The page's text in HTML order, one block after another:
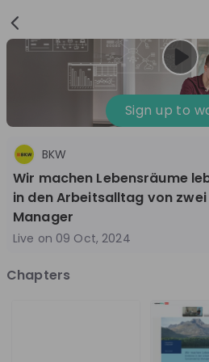
BKW
Switzerland
Live
Sign up to
BKW
Wir machen Lebensräume
in den Arbeitsalltag von
Manager
Live on 09 Oct, 2024
Chapters